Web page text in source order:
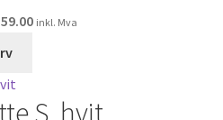
inkl. Mva